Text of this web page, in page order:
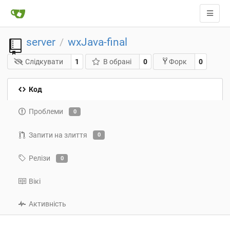
server / wxJava-final
Слідкувати 1 В обрані 0 Форк 0
Код
Проблеми 0
Запити на злиття 0
Релізи 0
Вікі
Активність